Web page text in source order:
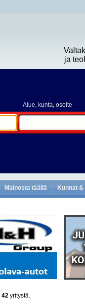
ja
Alue, kunta, osoite
Mainosta täällä Kunnat
42 yritystä.